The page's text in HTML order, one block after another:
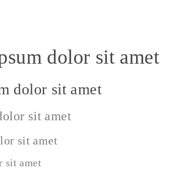
dolor sit amet
dolor sit amet
sit amet
sit amet
sit amet